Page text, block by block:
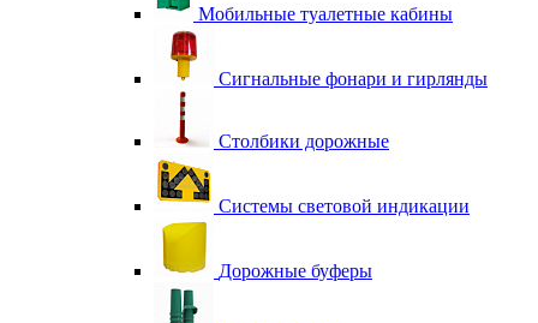
Мобильные туалетные кабины
Сигнальные фонари и гирлянды
Столбики дорожные
Системы световой индикации
Дорожные буферы